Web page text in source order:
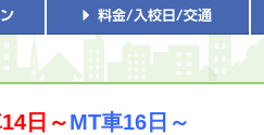
日～MT車16日～